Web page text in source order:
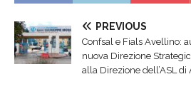
PREVIOUS
Confsal e Fials Avellino:
nuova Direzione
alla Direzione dell’ASL di